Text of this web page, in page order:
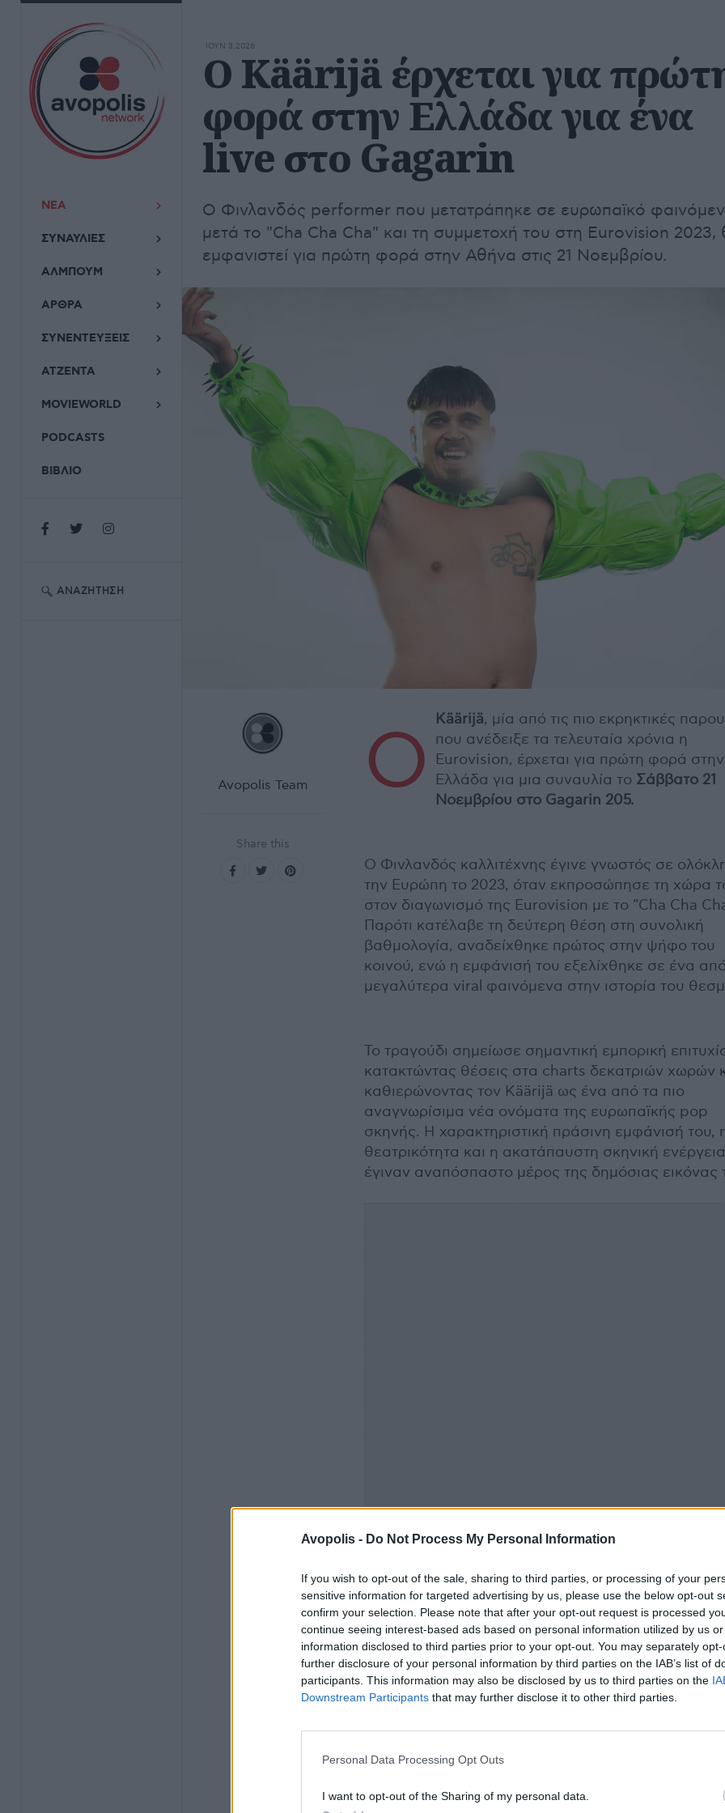
Avopolis - Do Not Process My Personal Information
If you wish to opt-out of the sale, sharing to third parties, or processing of your
sensitive information for targeted advertising by us, please use the below opt-out
confirm your selection. Please note that after your opt-out request is processed
continue seeing interest-based ads based on personal information utilized by us
information disclosed to third parties prior to your opt-out. You may separately
further disclosure of your personal information by third parties on the IAB’s list of
participants. This information may also be disclosed by us to third parties on the
Downstream Participants that may further disclose it to other third parties.
Personal Data Processing Opt Outs
I want to opt-out of the Sharing of my personal data.
ΝΕΑ
ΣΥΝΑΥΛΙΕΣ
ΑΛΜΠΟΥΜ
ΑΡΘΡΑ
ΣΥΝΕΝΤΕΥΞΕΙΣ
ΑΤΖΕΝΤΑ
MOVIEWORLD
PODCASTS
ΒΙΒΛΙΟ
ΑΝΑΖΉΤΗΣΗ
ΙΟΥΝ 3,2026
Ο Käärijä έρχεται για
φορά στην Ελλάδα για ένα
live στο Gagarin
Ο Φινλανδός performer που μετατράπηκε σε ευρωπαϊκό
μετά το "Cha Cha Cha" και τη συμμετοχή του στη Eurovision 2023,
εμφανιστεί για πρώτη φορά στην Αθήνα στις 21 Νοεμβρίου.
Avopolis Team
Share this
Ο Käärijä, μία από τις πιο εκρηκτικές
που ανέδειξε τα τελευταία χρόνια η
Eurovision, έρχεται για πρώτη φορά στην
Ελλάδα για μια συναυλία το Σάββατο 21
Νοεμβρίου στο Gagarin 205.
Ο Φινλανδός καλλιτέχνης έγινε γνωστός σε
την Ευρώπη το 2023, όταν εκπροσώπησε τη χώρα
στον διαγωνισμό της Eurovision με το "Cha Cha
Παρότι κατέλαβε τη δεύτερη θέση στη συνολική
βαθμολογία, αναδείχθηκε πρώτος στην ψήφο του
κοινού, ενώ η εμφάνισή του εξελίχθηκε σε ένα
μεγαλύτερα viral φαινόμενα στην ιστορία του
Το τραγούδι σημείωσε σημαντική εμπορική
κατακτώντας θέσεις στα charts δεκατριών χωρών
καθιερώνοντας τον Käärijä ως ένα από τα πιο
αναγνωρίσιμα νέα ονόματα της ευρωπαϊκής pop
σκηνής. Η χαρακτηριστική πράσινη εμφάνισή του,
θεατρικότητα και η ακατάπαυστη σκηνική ενέργεια
έγιναν αναπόσπαστο μέρος της δημόσιας εικόνας